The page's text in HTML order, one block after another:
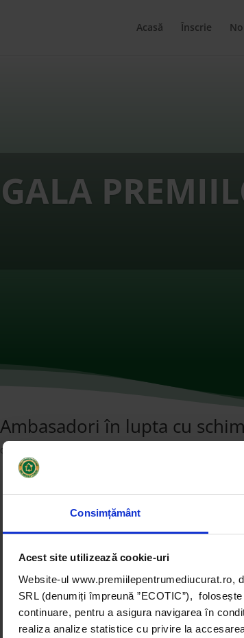
Consimțământ
Acest site utilizează cookie-uri
Website-ul www.premiilepentrumediucurat.ro,
SRL (denumiți împreună ”ECOTIC”),
continuare, pentru a asigura navigarea în
realiza analize statistice cu privire la
Acasă Înscrie
GALA
în lupta cu
28, 2021